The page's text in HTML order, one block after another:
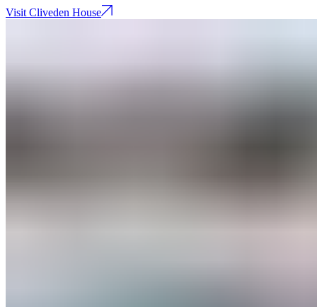
Visit Cliveden House​​​​‌ ‍ ​‍​‍‌‍ ‌ ​‍‌‍‍‌‌‍‌ ‌‍‍‌‌‍ ‍​‍​‍​ ‍‍​‍​‍‌ ​ ‌‍​‌‌‍ ‍‌‍‍‌‌ ‌​‌ ‍‌​‍ ‍‌‍‍‌‌‍ ​‍​‍​‍ ​​‍​‍‌‍‍​‌ ​‍‌‍‌‌‌‍‌‍​‍​‍​ ‍‍​‍​‍‌‍‍​‌ ‌​‌ ‌​‌ ​​‌ ​ ​ ‍‍​‍ ​‍ ‌‍ ​​‍ ‌‌‍​‌‌‍ ‍‌‍‌​​‍ ‌‌ ​‍​‍ ‌‌‍‍​‌‍ ‌ ‌​‌‍‌‌‌‍ ​‌ ​ ​‍ ‌‌ ​ ‌ ‌​‌ ‌‌‌‍‌​‌‍‍‌‌‍ ​‍ ‍‌ ‌‍‌‍‌‌‌ ​‍‌‍​ ‌‍‌‌‌‍ ​​‍ ‍‌‍​‌‌ ​​‌ ​​​‍ ‌‍‍‌‌‍ ‍‌ ‌​‌‍‌‌‌‍ ‍‌ ‌​​‍ ‌‍‌‌‌‍‌​‌‍‍‌‌ ‌​​‍ ‌‍ ‌‌‍ ‌‍‌​‌‍‌‌​ ‌‌ ​​‌ ​‍‌‍‌‌‌ ​ ‌‍‌‌‌‍ ‍‌ ‌​‌‍​‌‌ ‌​‌‍‍‌‌‍ ‌‍ ‍​ ‍ ‌‍‍‌‌‍‌​​ ‌​ ​‍​ ‌ ​ ​‌​ ‍‌​ ‌​‌‍​ ​ ‌‌​ ‌ ​‍ ‌‌‍​‌‌‍​‌‌‍​‌​ ​ ​‍ ‌​ ‌​​ ‌‌​ ‌‌‌‍‌​​‍ ‌‌‍​‌​ ‍​​ ‌‍‌‍‌‍​‍ ‌‌‍‌‍‌‍​ ‌‍​‍​ ‍‌​ ‌ ​ ‌​​ ‌‌​ ‌‌‌‍​‍​ ​ ​ ​‌​ ​ ​ ‍ ‌ ‌​‌ ‍‌‌ ​​‌‍‌‌​ ‌‌‍‍​‌‍ ‌ ‌​‌‍‌‌‌‍ ​​ ‍ ‌ ​​‌‍​‌‌ ‌​‌‍‍​​ ‌‌ ‌ ‌‍‌‌‌‍​‍‌ ​ ‌‍‍‌‌ ‌​‌‍‌‌‌​​ ‌ ‌​‌‍​‌​‍ ‍‌‍ ​‌‍​‌‌‍​‍‌‍‌‌‌‍ ​​ ‌‍​‍‌‍​‌‌ ​ ‌‍‌‌‌‌‌‌‌ ​‍‌‍ ​​ ‌‌‍‍​‌ ‌​‌ ‌​‌ ​​‌ ​ ​‍‌‌​ ​ ‌​​‌​‍‌‌​ ​‍‌​‌‍​‍‌‌​ ​‍‌​‌‍‌‍ ​​‍ ‌‌‍​‌‌‍ ‍‌‍‌​​‍ ‌‌ ​‍​‍ ‌‌‍‍​‌‍ ‌ ‌​‌‍‌‌‌‍ ​‌ ​ ​‍ ‌‌ ​ ‌ ‌​‌ ‌‌‌‍‌​‌‍‍‌‌‍ ​‍ ‍‌ ‌‍‌‍‌‌‌ ​‍‌‍​ ‌‍‌‌‌‍ ​​‍ ‍‌‍​‌‌ ​​‌ ​​​‍‌‍‌‍‍‌‌‍‌​​ ‌​ ​‍​ ‌ ​ ​‌​ ‍‌​ ‌​‌‍​ ​ ‌‌​ ‌ ​‍ ‌‌‍​‌‌‍​‌‌‍​‌​ ​ ​‍ ‌​ ‌​​ ‌‌​ ‌‌‌‍‌​​‍ ‌‌‍​‌​ ‍​​ ‌‍‌‍‌‍​‍ ‌‌‍‌‍‌‍​ ‌‍​‍​ ‍‌​ ‌ ​ ‌​​ ‌‌​ ‌‌‌‍​‍​ ​ ​ ​‌​ ​ ​‍‌‍‌ ‌​‌ ‍‌‌ ​​‌‍‌‌​ ‌‌‍‍​‌‍ ‌ ‌​‌‍‌‌‌‍ ​​‍‌‍‌ ​​‌‍​‌‌ ‌​‌‍‍​​ ‌‌ ‌ ‌‍‌‌‌‍​‍‌ ​ ‌‍‍‌‌ ‌​‌‍‌‌‌​​ ‌ ‌​‌‍​‌​‍ ‍‌‍ ​‌‍​‌‌‍​‍‌‍‌‌‌‍ ​​‍‌‍‌ ​​‌‍‌‌‌ ​‍‌ ​ ‌ ​​‌‍‌‌‌‍​ ‌ ‌​‌‍‍‌‌ ‌‍‌‍‌‌​ ‌‌ ​​‌ ‌‌‌‍​‍‌‍ ​‌‍‍‌‌ ​ ‌‍‍​‌‍‌‌‌‍‌​​‍​‍‌ ‌